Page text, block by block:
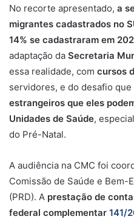
No recorte apresentado, a
migrantes cadastrados no
14% se cadastraram em
adaptação da Secretaria
essa realidade, com cursos
servidores, e do desafio que
estrangeiros que eles
Unidades de Saúde,
do Pré-Natal.
A audiência na CMC foi
Comissão de Saúde e Bem-
(PRD). A prestação de
federal complementar 141/